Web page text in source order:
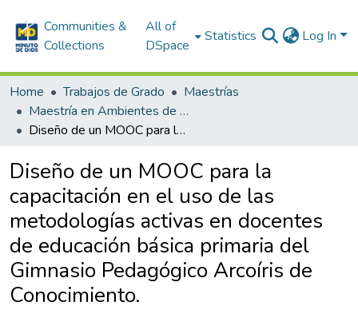
Communities &
Collections
All of
DSpace
Statistics Log In
Home Trabajos de Grado
Maestrías
Maestría en Ambientes de Aprendizaje
Diseño de un MOOC para la capacitación en el uso de las metodologías activas en docentes de educación básica primaria del Gimnasio Pedagógico Arcoíris de Conocimiento.
Diseño de un MOOC para la
capacitación en el uso de las
metodologías activas en docentes
de educación básica primaria del
Gimnasio Pedagógico Arcoíris de
Conocimiento.